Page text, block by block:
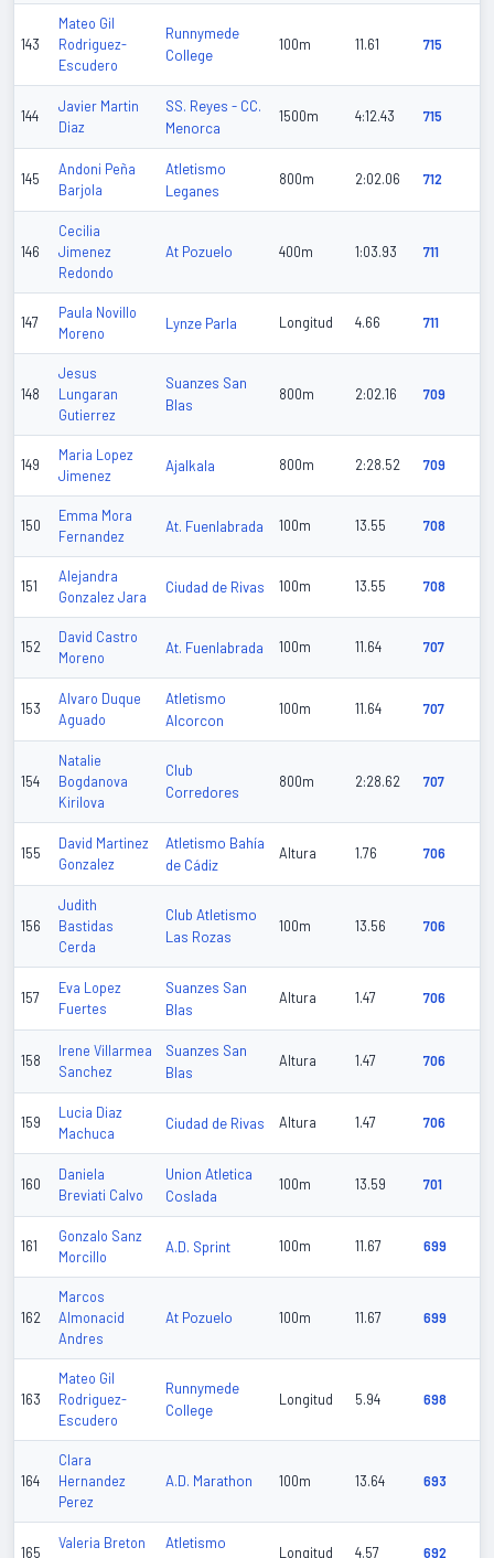
143
Mateo Gil
Rodriguez-
Escudero
Runnymede
College
100m 11.61 715
144
Javier Martin
Diaz
SS. Reyes - CC.
Menorca
1500m 4:12.43 715
145
Andoni Peña
Barjola
Atletismo
Leganes
800m 2:02.06 712
146
Cecilia
Jimenez
Redondo
At Pozuelo 400m 1:03.93 711
147
Paula Novillo
Moreno
Lynze Parla Longitud 4.66 711
148
Jesus
Lungaran
Gutierrez
Suanzes San
Blas
800m 2:02.16 709
149
Maria Lopez
Jimenez
Ajalkala 800m 2:28.52 709
150
Emma Mora
Fernandez
At. Fuenlabrada 100m 13.55 708
151
Alejandra
Gonzalez Jara
Ciudad de Rivas 100m 13.55 708
152
David Castro
Moreno
At. Fuenlabrada 100m 11.64 707
153
Alvaro Duque
Aguado
Atletismo
Alcorcon
100m 11.64 707
154
Natalie
Bogdanova
Kirilova
Club
Corredores
800m 2:28.62 707
155
David Martinez
Gonzalez
Atletismo Bahía
de Cádiz
Altura 1.76 706
156
Judith
Bastidas
Cerda
Club Atletismo
Las Rozas
100m 13.56 706
157
Eva Lopez
Fuertes
Suanzes San
Blas
Altura 1.47 706
158
Irene Villarmea
Sanchez
Suanzes San
Blas
Altura 1.47 706
159
Lucia Diaz
Machuca
Ciudad de Rivas Altura 1.47 706
160
Daniela
Breviati Calvo
Union Atletica
Coslada
100m 13.59 701
161
Gonzalo Sanz
Morcillo
A.D. Sprint 100m 11.67 699
162
Marcos
Almonacid
Andres
At Pozuelo 100m 11.67 699
163
Mateo Gil
Rodriguez-
Escudero
Runnymede
College
Longitud 5.94 698
164
Clara
Hernandez
Perez
A.D. Marathon 100m 13.64 693
165
Valeria Breton
Atletismo
Longitud 4.57 692